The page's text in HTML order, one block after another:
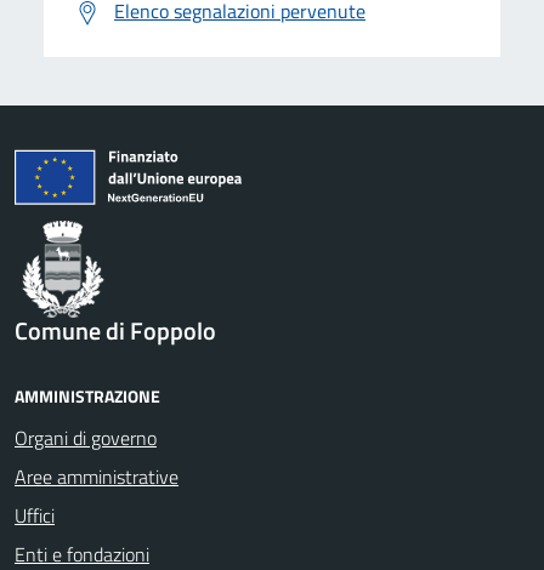
Elenco segnalazioni pervenute
Comune di Foppolo
AMMINISTRAZIONE
Organi di governo
Aree amministrative
Uffici
Enti e fondazioni